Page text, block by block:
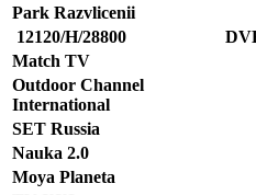
Park Razvlicenii
12120/H/28800
Match TV
Outdoor Channel
International
SET Russia
Nauka 2.0
Moya Planeta